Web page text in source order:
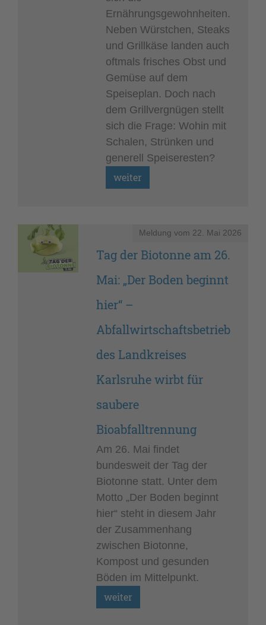
Ernährungsgewohnheiten.
Neben Würstchen, Steaks
und Grillkäse landen auch
oftmals frisches Obst und
Gemüse auf dem
Speiseplan. Doch nach
dem Grillvergnügen stellt
sich die Frage: Wohin mit
Schalen, Strünken und
generell Speiseresten?
Meldung vom 22. Mai 2026
Tag der Biotonne am 26.
Mai: „Der Boden beginnt
hier“ –
Abfallwirtschaftsbetrieb
des Landkreises
Karlsruhe wirbt für
saubere
Bioabfalltrennung
Am 26. Mai findet
bundesweit der Tag der
Biotonne statt. Unter dem
Motto „Der Boden beginnt
hier“ steht in diesem Jahr
der Zusammenhang
zwischen Biotonne,
Kompost und gesunden
Böden im Mittelpunkt.